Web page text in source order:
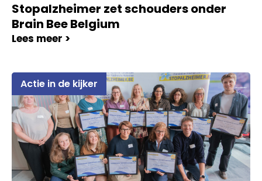
Stopalzheimer zet schouders onder
Brain Bee Belgium
Lees meer >
Actie in de kijker